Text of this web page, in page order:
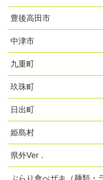
豊後高田市
中津市
九重町
玖珠町
日出町
姫島村
県外Ver．
ぶらり食べザキ（麺類・